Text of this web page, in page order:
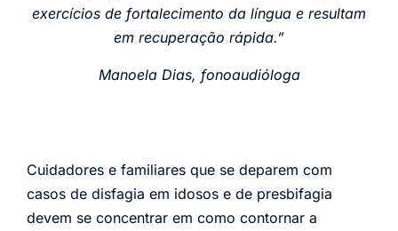
exercícios de fortalecimento da língua e resultam
em recuperação rápida.”
Manoela Dias, fonoaudióloga
Cuidadores e familiares que se deparem com
casos de disfagia em idosos e de presbifagia
devem se concentrar em como contornar a